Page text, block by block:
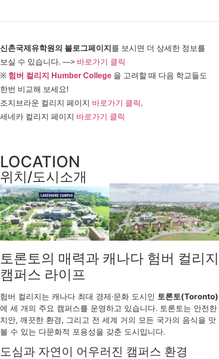
신촌국제유학원의 블로그페이지 를 보시면 더 상세한 정보를
보실 수 있습니다. —> 바로가기 클릭
※ 험버 컬리지 Humber College 을 고려할 때 다음 학교들도
한번 비교해 보세요!
조지브라운 컬리지 페이지
바로가기 클릭,
세네카 컬리지 페이지 바로가기 클릭
LOCATION
위치/도시소개
토론토의 매력과 캐나다 험버 컬리지
캠퍼스 라이프
험버 컬리지는 캐나다 최대 경제·문화 도시인 토론토(Toronto)
에 세 개의 주요 캠퍼스를 운영하고 있습니다. 토론토는 안전한
치안, 깨끗한 환경, 그리고 전 세계 거의 모든 국가의 음식을 맛
볼 수 있는 다문화적 포용성을 갖춘 도시입니다.
도심과 자연이 어우러진 캠퍼스 환경